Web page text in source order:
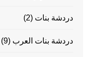
دردشة بنات (2)
دردشة بنات العرب (9)